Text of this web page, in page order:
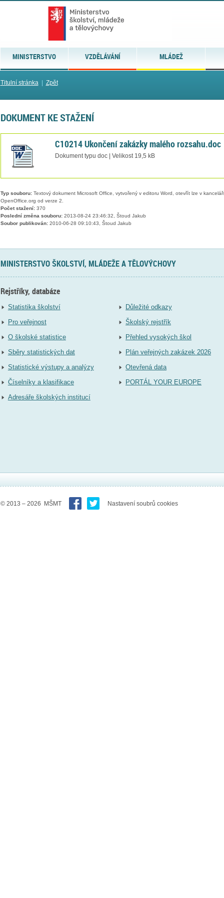
MINISTERSTVO VZDĚLÁVÁNÍ MLÁDEŽ
Titulní stránka| Zpět
DOKUMENT KE STAŽENÍ
C10214 Ukončení zakázky malého rozsahu.doc
Dokument typu doc | Velikost 19,5 kB
Typ souboru:Textový dokument Microsoft Office, vytvořený v editoru Word, otevřít lze v
OpenOffice.org od verze 2.
Počet stažení:370
Poslední změna souboru:2013-08-24 23:46:32, Štoud Jakub
Soubor publikován:2010-06-28 09:10:43, Štoud Jakub
MINISTERSTVO ŠKOLSTVÍ, MLÁDEŽE A TĚLOVÝCHOVY
Rejstříky, databáze
Statistika školství
Pro veřejnost
O školské statistice
Sběry statistických dat
Statistické výstupy a analýzy
Číselníky a klasifikace
Adresáře školských institucí
Důležité odkazy
Školský rejstřík
Přehled vysokých škol
Plán veřejných zakázek 2026
Otevřená data
PORTÁL YOUR EUROPE
© 2013 – 2026 MŠMT Nastavení soubrů cookies